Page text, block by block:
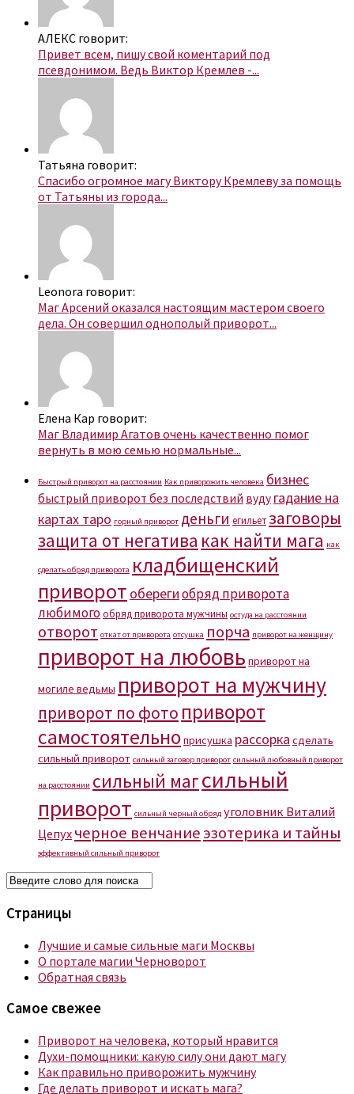
АЛЕКС говорит:
Привет всем, пишу свой коментарий под
псевдонимом. Ведь Виктор Кремлев -...
Татьяна говорит:
Спасибо огромное магу Виктору Кремлеву за помощь
от Татьяны из города...
Leonora говорит:
Маг Арсений оказался настоящим мастером своего
дела. Он совершил однополый приворот...
Елена Кар говорит:
Маг Владимир Агатов очень качественно помог
вернуть в мою семью нормальные...
Быстрый приворот на расстоянии Как приворожить человека бизнес
быстрый приворот без последствий вуду гадание на
картах таро горный приворот деньги егильетзаговоры
защита от негатива как найти мага как
сделать обряд приворота кладбищенский
приворот оберегиобряд приворота
любимогообряд приворота мужчины остуда на расстоянии
отворот откат от приворота отсушка порча приворот на женщину
приворот на любовь приворот на
могиле ведьмы приворот на мужчину
приворот по фото приворот
самостоятельноприсушка рассорка сделать
сильный приворот сильный заговор приворот сильный любовный приворот
на расстоянии сильный магсильный
приворот сильный черный обряд уголовник Виталий
Цепух черное венчаниеэзотерика и тайны
эффективный сильный приворот
Страницы
Лучшие и самые сильные маги Москвы
О портале магии Черноворот
Обратная связь
Самое свежее
Приворот на человека, который нравится
Духи-помощники: какую силу они дают магу
Как правильно приворожить мужчину
Где делать приворот и искать мага?